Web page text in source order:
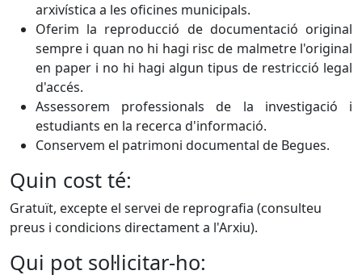
arxivística a les oficines municipals.
Oferim la reproducció de documentació original
sempre i quan no hi hagi risc de malmetre l'original
en paper i no hi hagi algun tipus de restricció legal
d'accés.
Assessorem professionals de la investigació i
estudiants en la recerca d'informació.
Conservem el patrimoni documental de Begues.
Quin cost té:
Gratuït, excepte el servei de reprografia (consulteu
preus i condicions directament a l'Arxiu).
Qui pot sol·licitar-ho: